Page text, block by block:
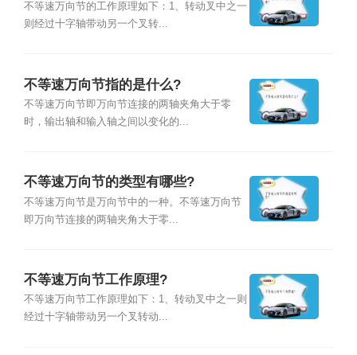
不等速万向节的工作原理如下：1、转动叉中之一
则经过十字轴带动另一个叉转...
不等速万向节指的是什么?
不等速万向节即万向节连接的两轴夹角大于零
时，输出轴和输入轴之间以变化的...
不等速万向节的类型有哪些?
不等速万向节是万向节中的一种。不等速万向节
即万向节连接的两轴夹角大于零...
不等速万向节工作原理?
不等速万向节工作原理如下：1、转动叉中之一则
经过十字轴带动另一个叉转动...